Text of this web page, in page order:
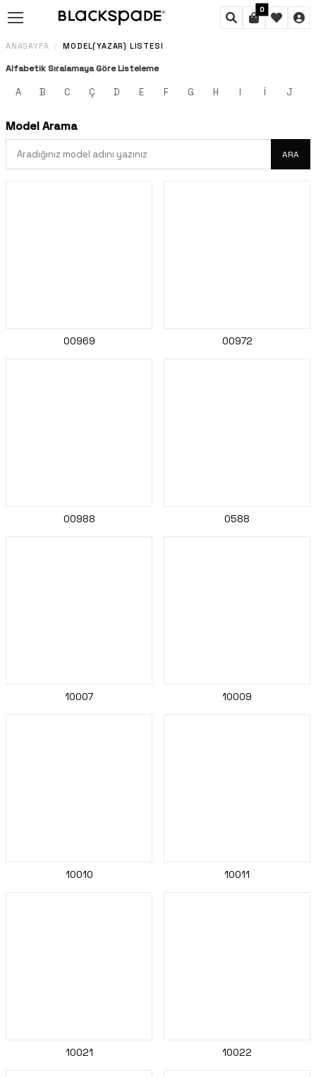
0
ANASAYFA / MODEL(YAZAR) LISTESI
Alfabetik Sıralamaya Göre Listeleme
A B C Ç D E F G H I İ J
Model Arama
ARA
00969 00972
00988 0588
10007 10009
10010 10011
10021 10022